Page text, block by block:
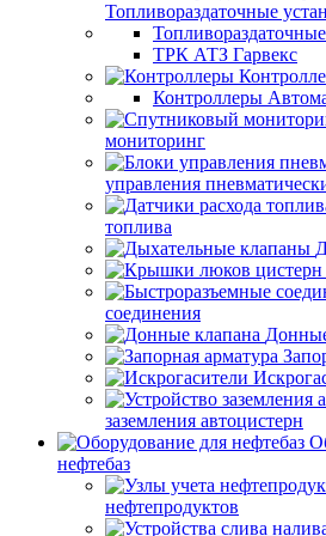
Топливораздаточные
ТРК АТЗ Гарвекс
Контроллеры
мониторинг
управления
топлива
соединения
заземления автоцистерн
нефтебаз
нефтепродуктов